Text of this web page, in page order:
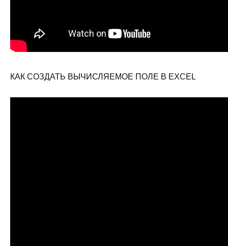
КАК СОЗДАТЬ ВЫЧИСЛЯЕМОЕ ПОЛЕ В EXCEL